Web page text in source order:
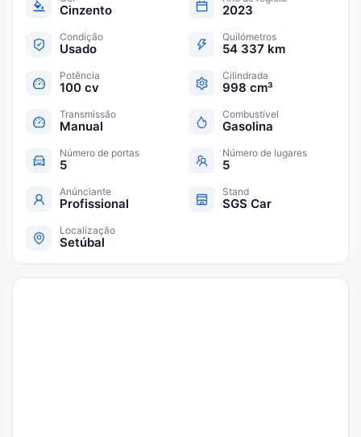
Cinzento 2023
Condição
Usado
Quilómetros
54 337 km
Potência
100 cv
Cilindrada
998 cm³
Transmissão
Manual
Combustível
Gasolina
Número de portas
5
Número de lugares
5
Anúnciante
Profissional
Stand
SGS Car
Localização
Setúbal